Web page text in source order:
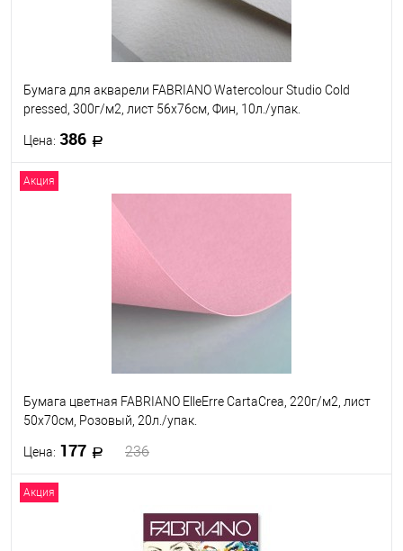
Бумага для акварели FABRIANO Watercolour Studio Cold
pressed, 300г/м2, лист 56x76см, Фин, 10л./упак.
Цена: 386
В корзину
Акция
Бумага цветная FABRIANO ElleErre CartaCrea, 220г/м2, лист
50x70см, Розовый, 20л./упак.
Цена: 177 236
Акция